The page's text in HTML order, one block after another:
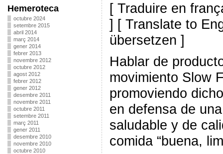
Hemeroteca
octubre 2024
setembre 2015
abril 2014
març 2014
gener 2014
febrer 2013
novembre 2012
octubre 2012
agost 2012
febrer 2012
gener 2012
desembre 2011
novembre 2011
octubre 2011
setembre 2011
març 2011
gener 2011
desembre 2010
novembre 2010
octubre 2010
[ Traduire en
] [ Translate to
übersetzen ]
Hablar de
movimiento Slow
promoviendo
en defensa de
saludable y de
comida “buena,